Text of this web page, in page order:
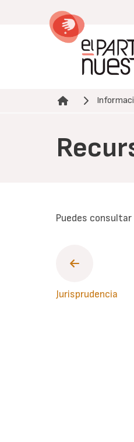
Ruta de navegación
Puedes
Jurisprudencia